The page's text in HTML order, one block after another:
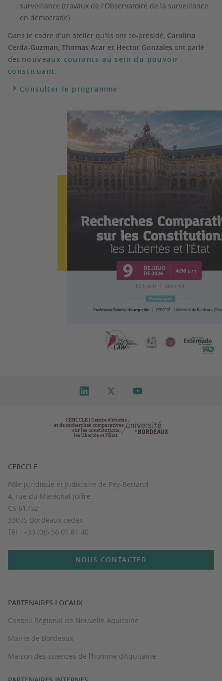
surveillance (travaux de l'Observatoire de la surveillance
en démocratie)
Dans le cadre d'un atelier qu'ils ont co-présidé, Carolina
Cerda-Guzman, Thomas Acar et Hector Gonzales ont parlé
des nouveaux courants au sein du pouvoir
constituant
Consulter le programme
CERCCLE
Pôle juridique et judiciaire de Pey-Berland
4, rue du Maréchal Joffre
CS 61752
33075 Bordeaux cedex
Tél : +33 (0)5 56 01 81 40
NOUS CONTACTER
PARTENAIRES LOCAUX
Conseil Régional de Nouvelle Aquitaine
Mairie de Bordeaux
Maison des sciences de l’homme d’Aquitaine